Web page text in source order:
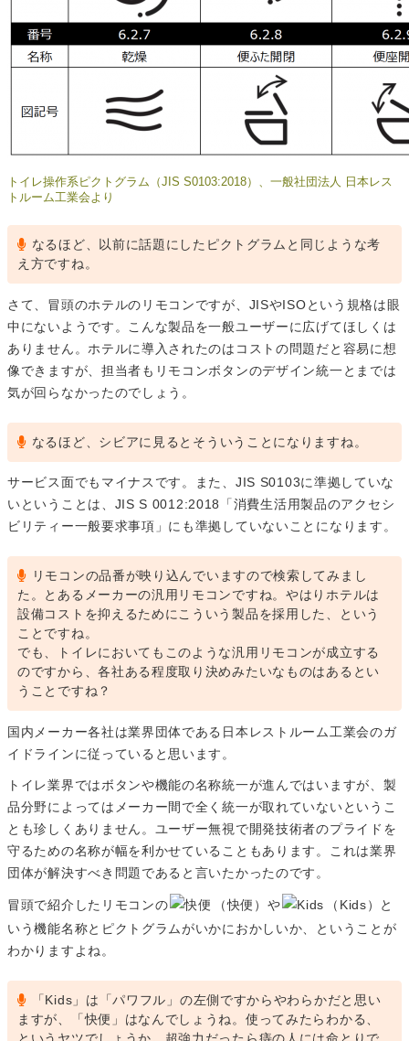
トイレ操作系ピクトグラム（JIS S0103:2018）、一般社団法人 日本レス
トルーム工業会より
なるほど、以前に話題にしたピクトグラムと同じような考
え方ですね。
さて、冒頭のホテルのリモコンですが、JISやISOという規格は眼
中にないようです。こんな製品を一般ユーザーに広げてほしくは
ありません。ホテルに導入されたのはコストの問題だと容易に想
像できますが、担当者もリモコンボタンのデザイン統一とまでは
気が回らなかったのでしょう。
なるほど、シビアに見るとそういうことになりますね。
サービス面でもマイナスです。また、JIS S0103に準拠していな
いということは、JIS S 0012:2018「消費生活用製品のアクセシ
ビリティー一般要求事項」にも準拠していないことになります。
リモコンの品番が映り込んでいますので検索してみまし
た。とあるメーカーの汎用リモコンですね。やはりホテルは
設備コストを抑えるためにこういう製品を採用した、という
ことですね。
でも、トイレにおいてもこのような汎用リモコンが成立する
のですから、各社ある程度取り決めみたいなものはあるとい
うことですね？
国内メーカー各社は業界団体である日本レストルーム工業会のガ
イドラインに従っていると思います。
トイレ業界ではボタンや機能の名称統一が進んではいますが、製
品分野によってはメーカー間で全く統一が取れていないというこ
とも珍しくありません。ユーザー無視で開発技術者のプライドを
守るための名称が幅を利かせていることもあります。これは業界
団体が解決すべき問題であると言いたかったのです。
冒頭で紹介したリモコンの （快便）や
（Kids）と
いう機能名称とピクトグラムがいかにおかしいか、ということが
わかりますよね。
「Kids」は「パワフル」の左側ですからやわらかだと思い
ますが、「快便」はなんでしょうね。使ってみたらわかる、